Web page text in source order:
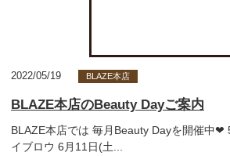
2022/05/19 BLAZE本店
BLAZE本店のBeauty Dayご案内
BLAZE本店では 毎月Beauty Dayを開催中❤︎
イブロウ 6月11日(土...